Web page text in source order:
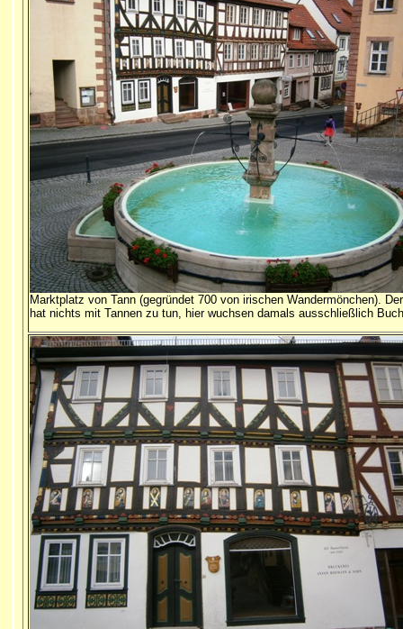
Marktplatz von Tann (gegründet 700 von irischen Wandermönchen).
hat nichts mit Tannen zu tun, hier wuchsen damals ausschließlich